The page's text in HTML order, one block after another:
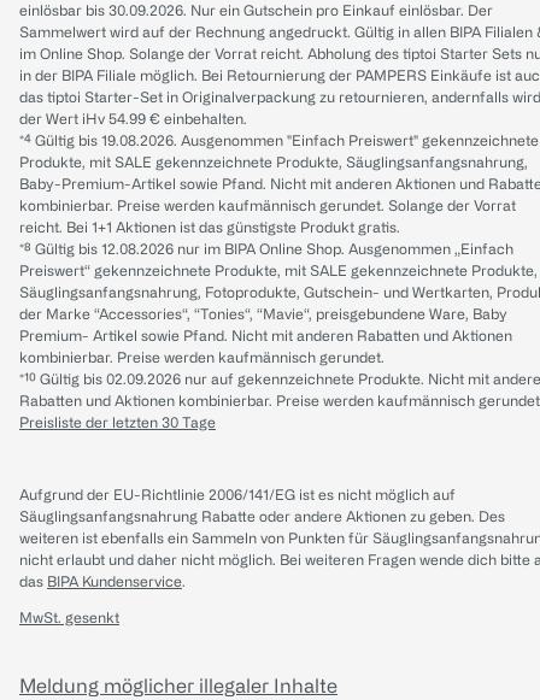
einlösbar bis 30.09.2026. Nur ein Gutschein pro Einkauf einlösbar. Der
Sammelwert wird auf der Rechnung angedruckt. Gültig in allen BIPA Filialen
im Online Shop. Solange der Vorrat reicht. Abholung des tiptoi Starter Sets
in der BIPA Filiale möglich. Bei Retournierung der PAMPERS Einkäufe ist
das tiptoi Starter-Set in Originalverpackung zu retournieren, andernfalls wird
der Wert iHv 54.99 € einbehalten.
*⁴ Gültig bis 19.08.2026. Ausgenommen "Einfach Preiswert" gekennzeichnete
Produkte, mit SALE gekennzeichnete Produkte, Säuglingsanfangsnahrung,
Baby-Premium-Artikel sowie Pfand. Nicht mit anderen Aktionen und
kombinierbar. Preise werden kaufmännisch gerundet. Solange der Vorrat
reicht. Bei 1+1 Aktionen ist das günstigste Produkt gratis.
*⁸ Gültig bis 12.08.2026 nur im BIPA Online Shop. Ausgenommen „Einfach
Preiswert“ gekennzeichnete Produkte, mit SALE gekennzeichnete Produkte,
Säuglingsanfangsnahrung, Fotoprodukte, Gutschein- und Wertkarten,
der Marke “Accessories“, “Tonies“, “Mavie“, preisgebundene Ware, Baby
Premium- Artikel sowie Pfand. Nicht mit anderen Rabatten und Aktionen
kombinierbar. Preise werden kaufmännisch gerundet.
*¹⁰ Gültig bis 02.09.2026 nur auf gekennzeichnete Produkte. Nicht mit
Rabatten und Aktionen kombinierbar. Preise werden kaufmännisch
Preisliste der letzten 30 Tage
Aufgrund der EU-Richtlinie 2006/141/EG ist es nicht möglich auf
Säuglingsanfangsnahrung Rabatte oder andere Aktionen zu geben. Des
weiteren ist ebenfalls ein Sammeln von Punkten für
nicht erlaubt und daher nicht möglich. Bei weiteren Fragen wende dich bitte
das BIPA Kundenservice.
MwSt. gesenkt
Meldung möglicher illegaler Inhalte